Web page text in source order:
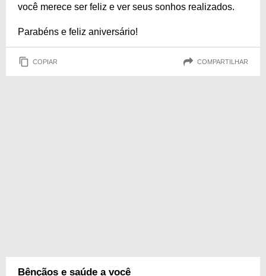
você merece ser feliz e ver seus sonhos realizados.
Parabéns e feliz aniversário!
COPIAR COMPARTILHAR
Bênçãos e saúde a você